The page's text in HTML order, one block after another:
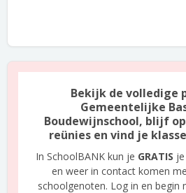
Bekijk de volledige
Gemeentelijke
Boudewijnschool, blijf
reünies en vind je
In SchoolBANK kun je GRATIS
en weer in contact komen
schoolgenoten. Log in en begin